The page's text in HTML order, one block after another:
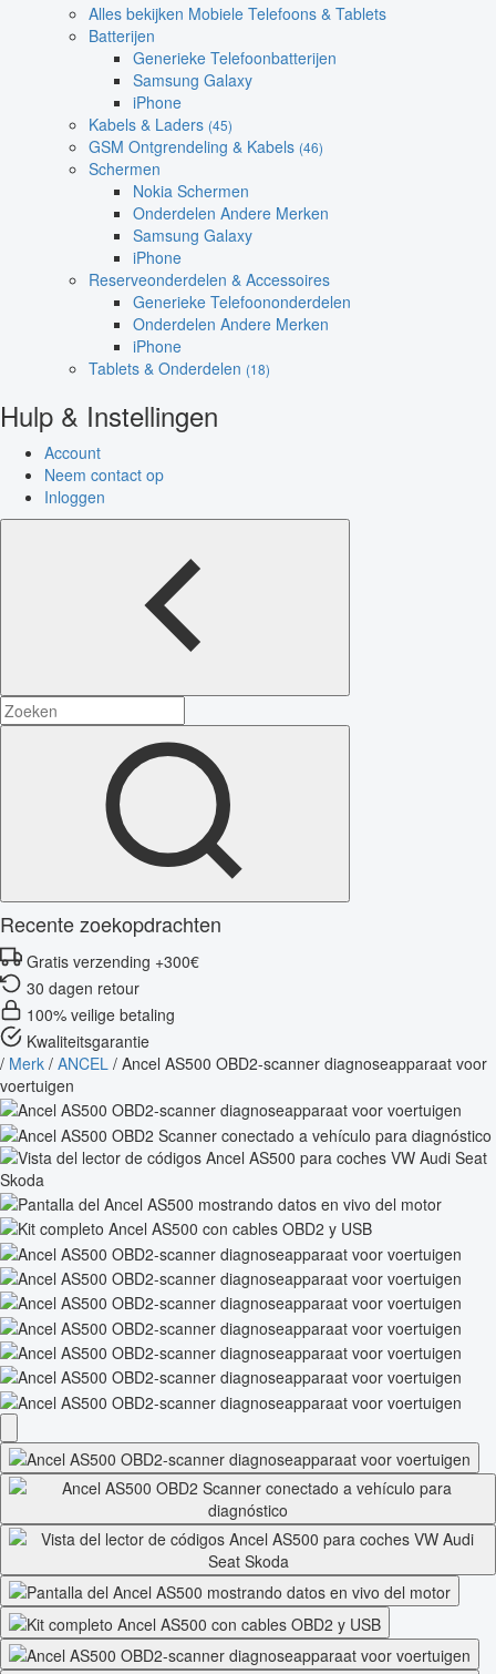
Alles bekijken Mobiele Telefoons & Tablets
Batterijen
Generieke Telefoonbatterijen
Samsung Galaxy
iPhone
Kabels & Laders (45)
GSM Ontgrendeling & Kabels (46)
Schermen
Nokia Schermen
Onderdelen Andere Merken
Samsung Galaxy
iPhone
Reserveonderdelen & Accessoires
Generieke Telefoononderdelen
Onderdelen Andere Merken
iPhone
Tablets & Onderdelen (18)
Hulp & Instellingen
Account
Neem contact op
Inloggen
Recente zoekopdrachten
Gratis verzending +300€
30 dagen retour
100% veilige betaling
Kwaliteitsgarantie
/ Merk / ANCEL / Ancel AS500 OBD2-scanner diagnoseapparaat voor
voertuigen